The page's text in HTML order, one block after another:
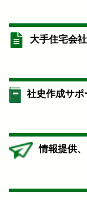
大手住宅会
社史作成サポ
情報提供